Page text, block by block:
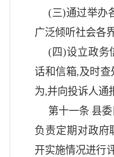
(三)通过举办
广泛倾听社会各
(四)设立政务
话和信箱,及时
为,并向投诉人通
第十一条 县委
负责定期对政府
开实施情况进行